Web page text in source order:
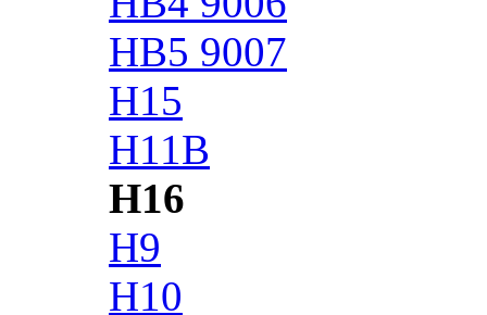
HB5 9007
H15
H11B
H16
H9
H10